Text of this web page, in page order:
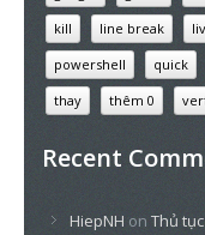
kill
line break
powershell
quick
thay
thêm 0
Recent
HiepNH on Thủ